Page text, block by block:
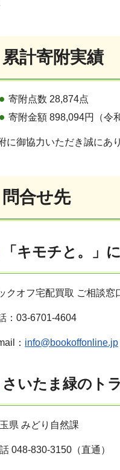
累計寄附実績
寄附点数 28,874点
寄附金額 898,094円（令
に御協力いただき誠にあ
問合せ先
「キモチと。」
クオフ宅配買取 ご相談窓
：03-6701-4604
： info@bookoffonline.jp
さいたま緑のト
県 みどり自然課
048-830-3150（直通）